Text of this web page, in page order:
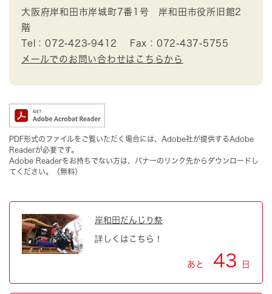
大阪府岸和田市岸城町7番1号 岸和田市役所旧館2
階
Tel：072-423-9412
Fax：072-437-5755
メールでのお問い合わせはこちらから
PDF形式のファイルをご覧いただく場合には、Adobe社が提供するAdobe
Readerが必要です。
Adobe Readerをお持ちでない方は、バナーのリンク先からダウンロードし
てください。（無料）
岸和田だんじり祭
詳しくはこちら！
あと 43 日